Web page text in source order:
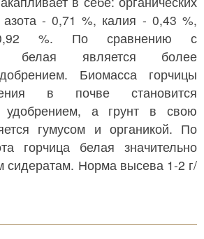
- 0,71 %, калия - 0,43 %,
%. По сравнению с
белая является более
Биомасса горчицы
в почве становится
удобрением, а грунт в свою
гумусом и органикой. По
горчица белая значительно
сидератам. Норма высева 1-2 г/